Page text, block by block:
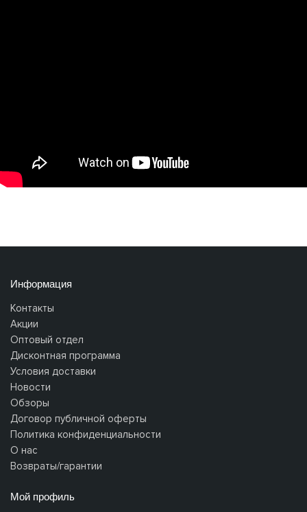
Информация
Контакты
Акции
Оптовый отдел
Дисконтная программа
Условия доставки
Новости
Обзоры
Договор публичной оферты
Политика конфиденциальности
О нас
Возвраты/гарантии
Мой профиль